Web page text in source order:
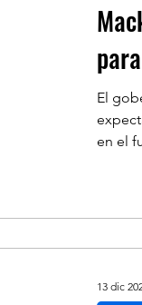
El
en el
13 dic